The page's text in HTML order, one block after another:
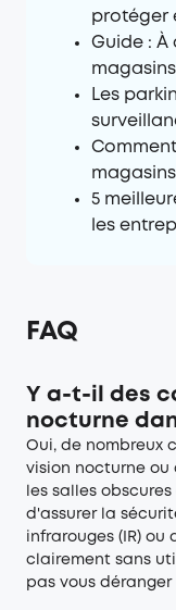
protéger
Guide : À
Les
5
les
FAQ
Y a-t-il des
nocturne
Oui, de nombreux
vision nocturne
les salles
d'assurer la
infrarouges (IR)
clairement sans
pas vous